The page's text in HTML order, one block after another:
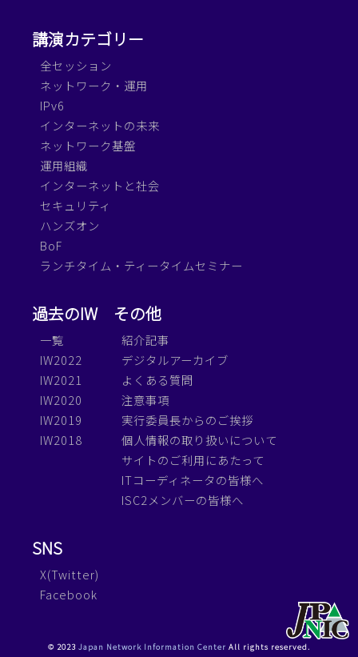
講演カテゴリー
全セッション
ネットワーク・運用
IPv6
インターネットの未来
ネットワーク基盤
運用組織
インターネットと社会
セキュリティ
ハンズオン
BoF
ランチタイム・ティータイムセミナー
過去のIW
一覧
IW2022
IW2021
IW2020
IW2019
IW2018
その他
紹介記事
デジタルアーカイブ
よくある質問
注意事項
実行委員長からのご挨拶
個人情報の取り扱いについて
サイトのご利用にあたって
ITコーディネータの皆様へ
ISC2メンバーの皆様へ
SNS
X(Twitter)
Facebook
© 2023 Japan Network Information Center All rights reserved.